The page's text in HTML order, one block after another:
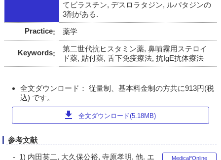
てビラスチン, デスロラタジン, ルパタジンの
3剤がある.
Practice
薬学
Keywords
第二世代抗ヒスタミン薬, 鼻噴霧用ステロイ
ド薬, 貼付薬, 舌下免疫療法, 抗IgE抗体療法
全文ダウンロード： 従量制、基本料金制の方共に913円(税
込) です。
download 全文ダウンロード(5.18MB)
参考文献
1) 内田英二, 大久保公裕, 寺原孝明, 他. エ
Medical*Online